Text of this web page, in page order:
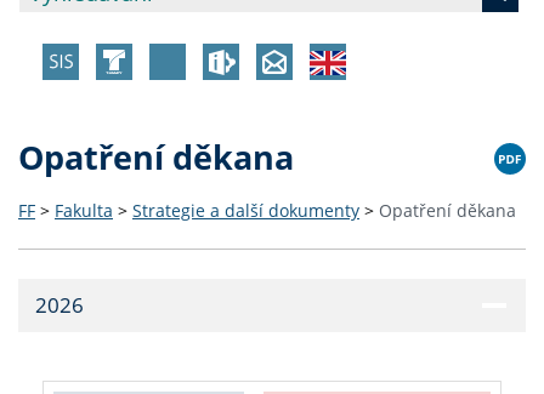
Opatření děkana
FF > Fakulta > Strategie a další dokumenty > Opatření děkana
2026